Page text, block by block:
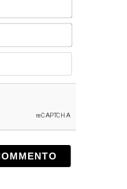
Web*